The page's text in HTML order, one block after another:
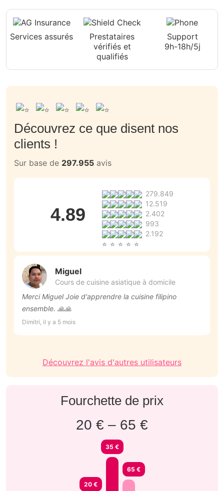
Services assurés
Prestataires
vérifiés et
qualifiés
Support
9h-18h/5j
Découvrez ce que disent nos
clients !
Sur base de 297.955 avis
4.89
279.849
12.519
2.402
993
2.192
Miguel
Cours de cuisine asiatique à domicile
Merci Miguel Joie d'apprendre la cuisine filipino
ensemble. 🙏🙏
Dimitri, il y a 5 mois
Découvrez l'avis d'autres utilisateurs
Fourchette de prix
20 € – 65 €
20 €
35 €
65 €